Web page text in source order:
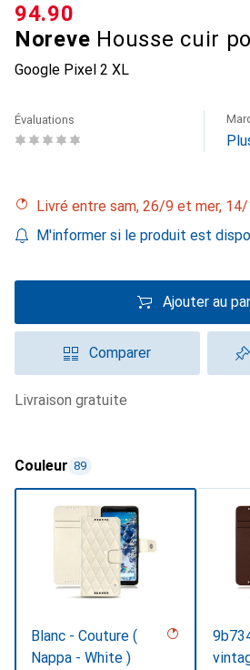
Noreve Housse cuir
Google Pixel 2 XL
CHF
94.90
Évaluations
Livré entre sam, 26/9 et mer,
M'informer si le produit est
Ajouter au
Comparer
livraison gratuite
Couleur 89
Blanc - Couture (
Nappa - White )